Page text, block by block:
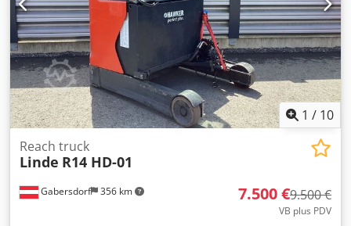
1 / 10
Gabersdorf 356 km
Reach truck
Linde R14 HD-01
7.500 €9.500 €
VB plus PDV